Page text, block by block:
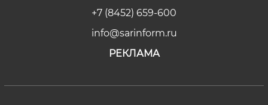
+7 (8452) 659-600
info@sarinform.ru
РЕКЛАМА